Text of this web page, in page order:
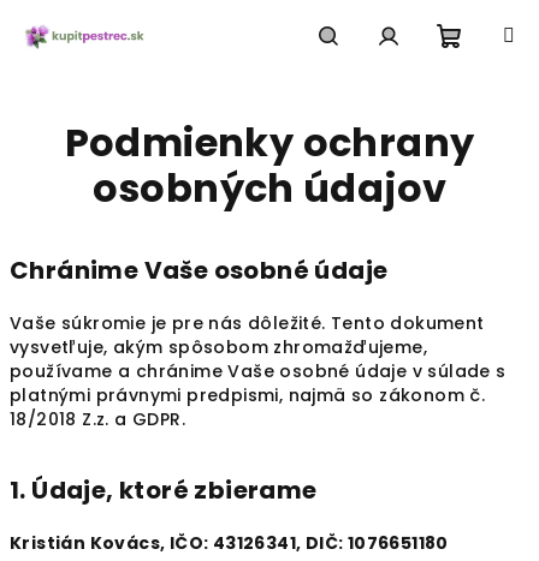
košík
Podmienky ochrany
osobných údajov
Chránime Vaše osobné údaje
Vaše súkromie je pre nás dôležité. Tento dokument
vysvetľuje, akým spôsobom zhromažďujeme,
používame a chránime Vaše osobné údaje v súlade s
platnými právnymi predpismi, najmä so zákonom č.
18/2018 Z.z. a GDPR.
1. Údaje, ktoré zbierame
Kristián Kovács, IČO: 43126341, DIČ: 1076651180